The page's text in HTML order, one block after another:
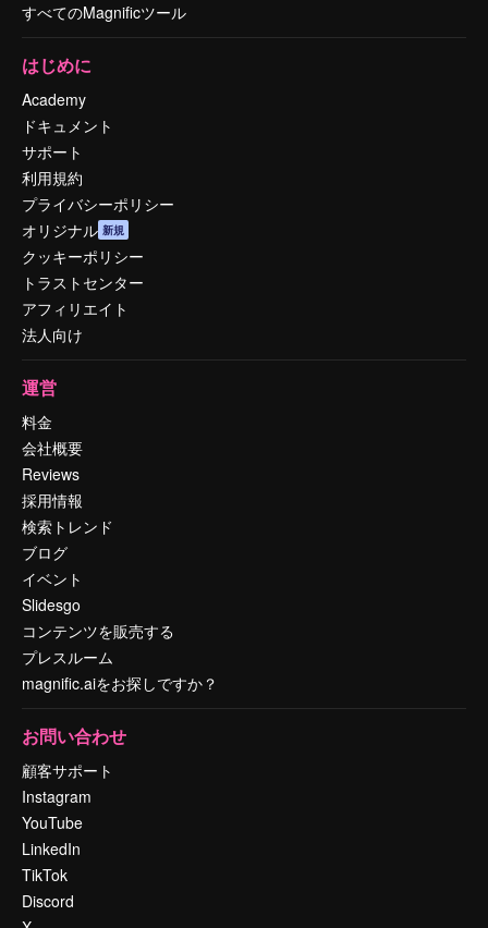
すべてのMagnificツール
はじめに
Academy
ドキュメント
サポート
利用規約
プライバシーポリシー
オリジナル 新規
クッキーポリシー
トラストセンター
アフィリエイト
法人向け
運営
料金
会社概要
Reviews
採用情報
検索トレンド
ブログ
イベント
Slidesgo
コンテンツを販売する
プレスルーム
magnific.aiをお探しですか？
お問い合わせ
顧客サポート
Instagram
YouTube
LinkedIn
TikTok
Discord